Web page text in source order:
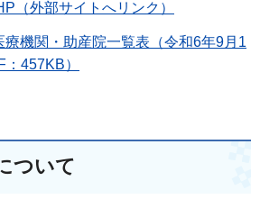
（外部サイトへリンク）
療機関・助産院一覧表（令和6年9月1
457KB）
ついて